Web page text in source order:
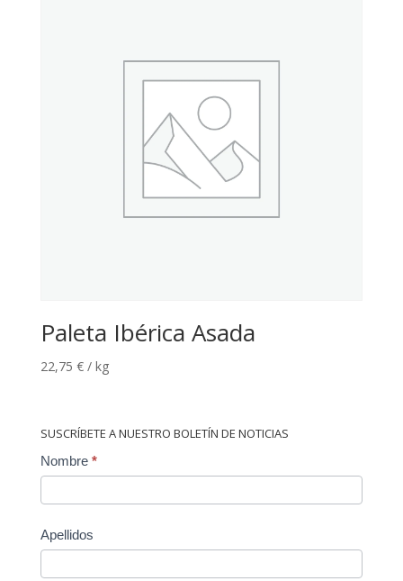
Paleta Ibérica Asada
22,75 € / kg
SUSCRÍBETE A NUESTRO BOLETÍN DE NOTICIAS
Contact
Nombre *
Apellidos